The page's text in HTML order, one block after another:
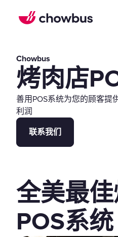
Chowbus
烤肉店
善用POS系统为您的顾客提
利润
联系我们
全美最
POS系统